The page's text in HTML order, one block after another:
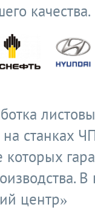
качества.
станках
которых
центр»